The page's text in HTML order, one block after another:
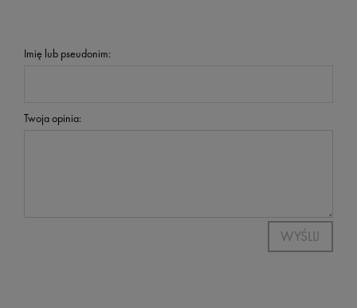
Imię lub pseudonim:
Twoja opinia:
WYŚLIJ